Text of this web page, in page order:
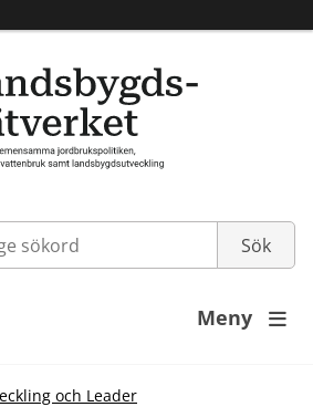
Meny 
och Leader